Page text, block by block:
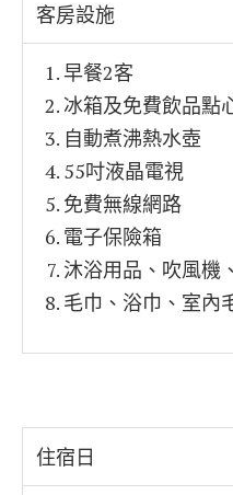
客房設施
早餐2客
冰箱及免費飲品點
自動煮沸熱水壺
55吋液晶電視
免費無線網路
電子保險箱
沐浴用品、吹風機
毛巾、浴巾、室內
住宿日